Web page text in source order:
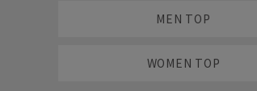
MEN TOP
WOMEN TOP